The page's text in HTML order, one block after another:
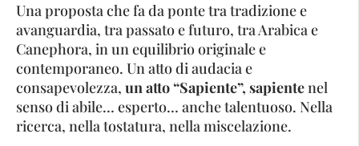
Una proposta che fa da ponte tra tradizione e
avanguardia, tra passato e futuro, tra Arabica e
Canephora, in un equilibrio originale e
contemporaneo. Un atto di audacia e
consapevolezza, un atto “Sapiente”, sapientenel
senso di abile… esperto… anche talentuoso. Nella
ricerca, nella tostatura, nella miscelazione.